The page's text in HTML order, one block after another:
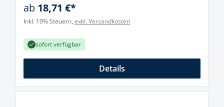
ab 18,71 €*
Inkl. 19% Steuern, exkl. Versandkosten
sofort verfügbar
Details